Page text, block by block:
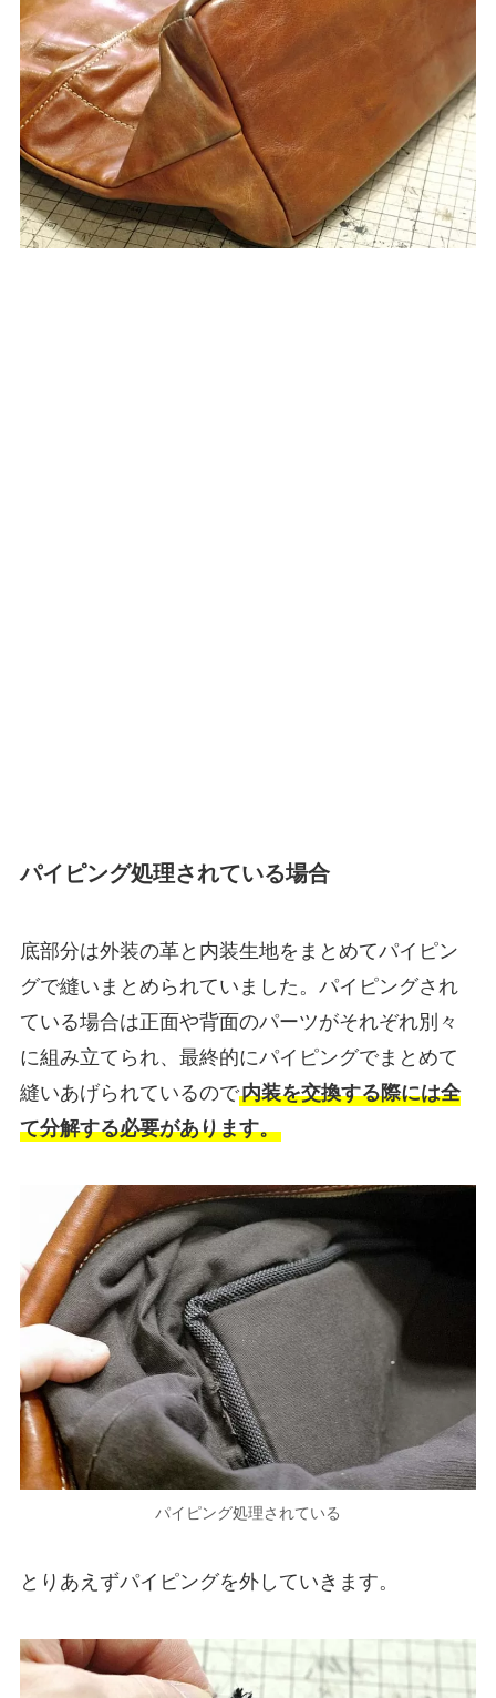
パイピング処理されている場合
底部分は外装の革と内装生地をまとめてパイピン
グで縫いまとめられていました。パイピングされ
ている場合は正面や背面のパーツがそれぞれ別々
に組み立てられ、最終的にパイピングでまとめて
縫いあげられているので内装を交換する際には全
て分解する必要があります。
パイピング処理されている
とりあえずパイピングを外していきます。